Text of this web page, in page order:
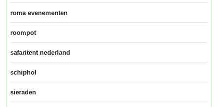
roma evenementen
roompot
safaritent nederland
schiphol
sieraden